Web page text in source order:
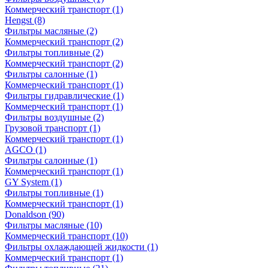
Коммерческий транспорт (1)
Hengst (8)
Фильтры масляные (2)
Коммерческий транспорт (2)
Фильтры топливные (2)
Коммерческий транспорт (2)
Фильтры салонные (1)
Коммерческий транспорт (1)
Фильтры гидравлические (1)
Коммерческий транспорт (1)
Фильтры воздушные (2)
Грузовой транспорт (1)
Коммерческий транспорт (1)
AGCO (1)
Фильтры салонные (1)
Коммерческий транспорт (1)
GY System (1)
Фильтры топливные (1)
Коммерческий транспорт (1)
Donaldson (90)
Фильтры масляные (10)
Коммерческий транспорт (10)
Фильтры охлаждающей жидкости (1)
Коммерческий транспорт (1)